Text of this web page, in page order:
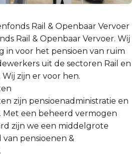
Rail & Openbaar Vervoer
Rail & Openbaar Vervoer. Wij
in voor het pensioen van ruim
uit de sectoren Rail en
zijn er voor hen.
zijn pensioenadministratie en
Met een beheerd vermogen
zijn we een middelgrote
pensioenen &